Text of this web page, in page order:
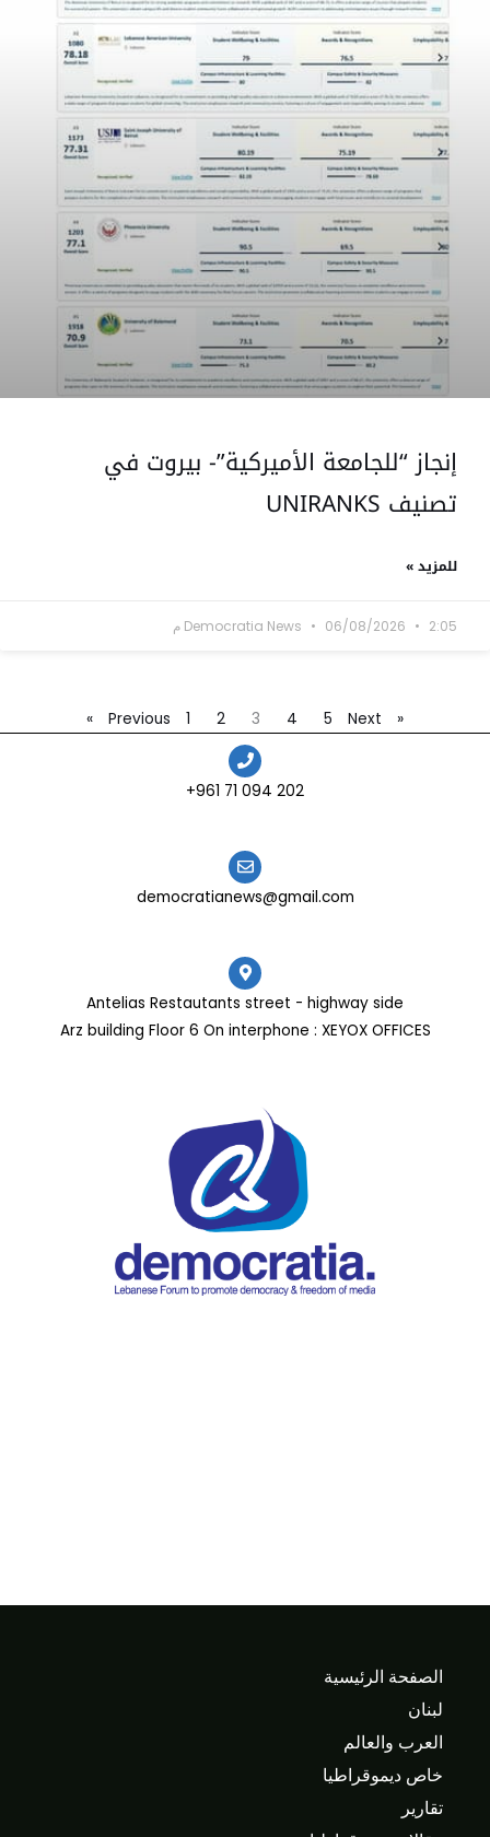
إنجاز “للجامعة الأميركية”- بيروت في
تصنيف UNIRANKS
للمزيد »
Democratia News 06/08/2026 2:05 م
« Previous
1 2 3 4 5 Next »
202 094 71 961+
democratianews@gmail.com
Antelias Restautants street - highway side
Arz building Floor 6 On interphone : XEYOX OFFICES
الصفحة الرئيسية
لبنان
العرب والعالم
خاص ديموقراطيا
تقارير